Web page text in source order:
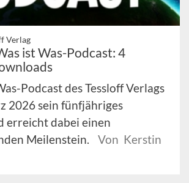
Verlag
ist Was-Podcast: 4
Podcast des Tessloff Verlags
2026 sein fünfjähriges
erreicht dabei einen
Meilenstein.
Von Kerstin